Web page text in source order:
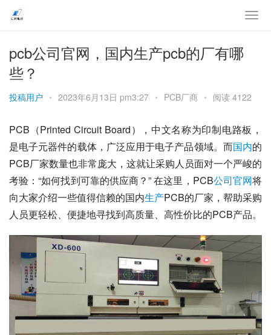
pcb公司官网，国内生产pcb的厂有哪
些？
投稿用户 • 2023年6月13日 pm3:27 • PCB厂商 • 阅读 4122
PCB（Printed Circuit Board），中文名称为印制电路板，
是电子元器件的载体，广泛应用于电子产品领域。而国内的
PCB厂家数量也非常庞大，这就让采购人员面对一个严峻的
考验：“如何找到可靠的供应商？” 在这里，PCB公司官网将
向大家介绍一些值得信赖的国内生产PCB的厂家，帮助采购
人员更轻松、便捷地寻找到高质量、高性价比的PCB产品。